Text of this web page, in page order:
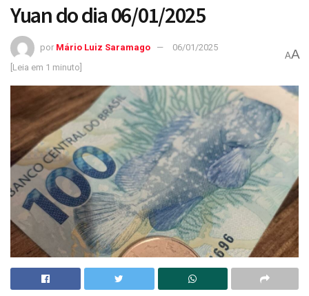
Yuan do dia 06/01/2025
por Mário Luiz Saramago
06/01/2025
[Leia em 1 minuto]
AA